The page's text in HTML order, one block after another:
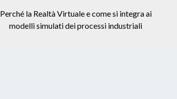
Perché la Realtà Virtuale e come si integra ai
modelli simulati dei processi industriali